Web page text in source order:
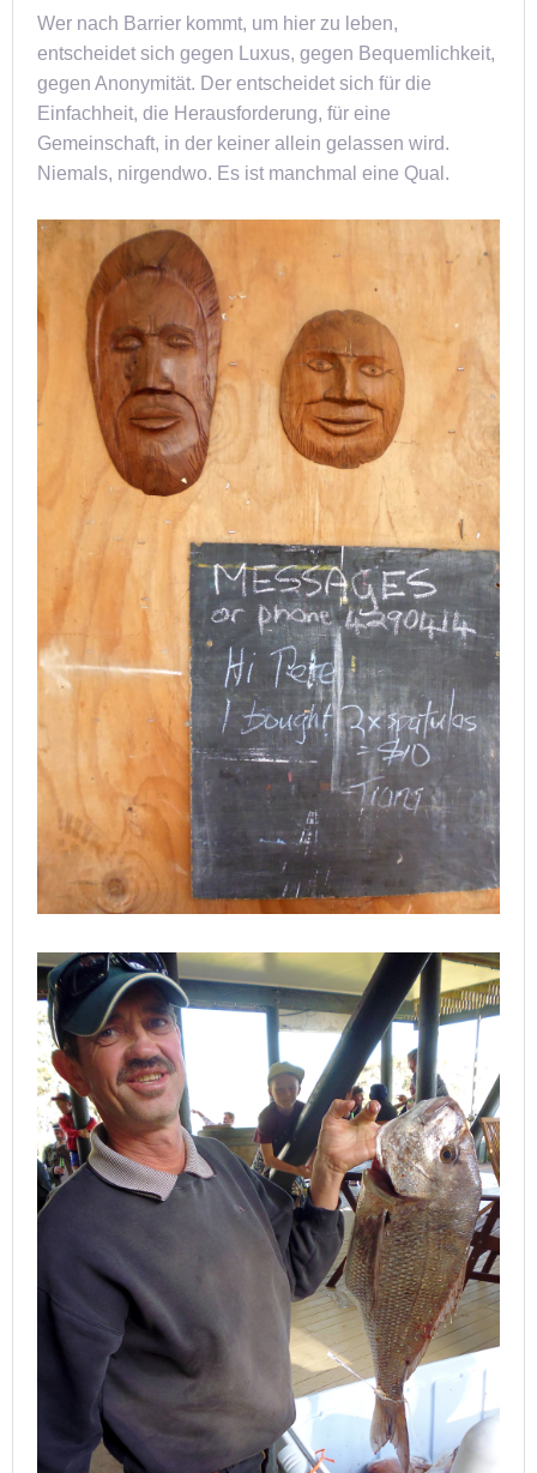
Wer nach Barrier kommt, um hier zu leben,
entscheidet sich gegen Luxus, gegen Bequemlichkeit,
gegen Anonymität. Der entscheidet sich für die
Einfachheit, die Herausforderung, für eine
Gemeinschaft, in der keiner allein gelassen wird.
Niemals, nirgendwo. Es ist manchmal eine Qual.